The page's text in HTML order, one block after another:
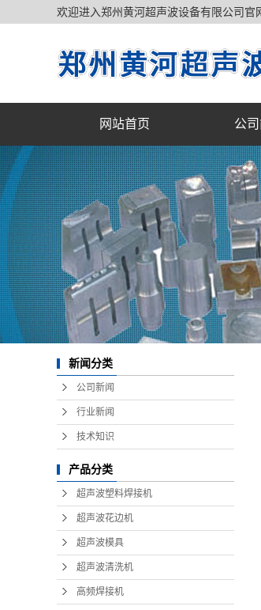
欢迎进入郑州黄河超声波设备有限公司官
网站首页 公
新闻分类
公司新闻
行业新闻
技术知识
产品分类
超声波塑料焊接机
超声波花边机
超声波模具
超声波清洗机
高频焊接机